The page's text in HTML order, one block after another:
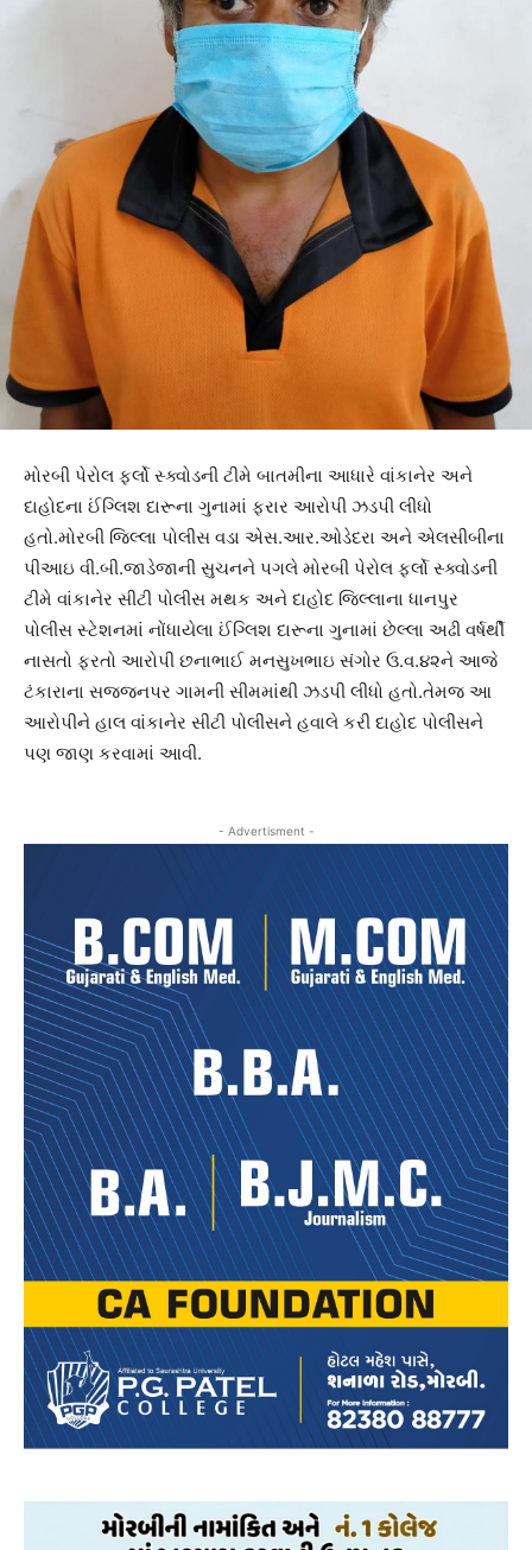
મોરબી પેરોલ ફર્લો સ્ક્વોડની ટીમે બાતમીના આધારે વાંકાનેર અને
દાહોદના ઈંગ્લિશ દારૂના ગુનામાં ફરાર આરોપી ઝડપી લીધો
હતો.મોરબી જિલ્લા પોલીસ વડા એસ.આર.ઓડેદરા અને એલસીબીના
પીઆઇ વી.બી.જાડેજાની સુચનને પગલે મોરબી પેરોલ ફર્લો સ્ક્વોડની
ટીમે વાંકાનેર સીટી પોલીસ મથક અને દાહોદ જિલ્લાના ધાનપુર
પોલીસ સ્ટેશનમાં નોંધાયેલા ઈંગ્લિશ દારૂના ગુનામાં છેલ્લા અઢી વર્ષર્થી
નાસતો ફરતો આરોપી છનાભાઈ મનસુખભાઇ સંગોર ઉ.વ.૪૨ને આજે
ટંકારાના સજ્જનપર ગામની સીમમાંથી ઝડપી લીધો હતો.તેમજ આ
આરોપીને હાલ વાંકાનેર સીટી પોલીસને હવાલે કરી દાહોદ પોલીસને
પણ જાણ કરવામાં આવી.
- Advertisment -